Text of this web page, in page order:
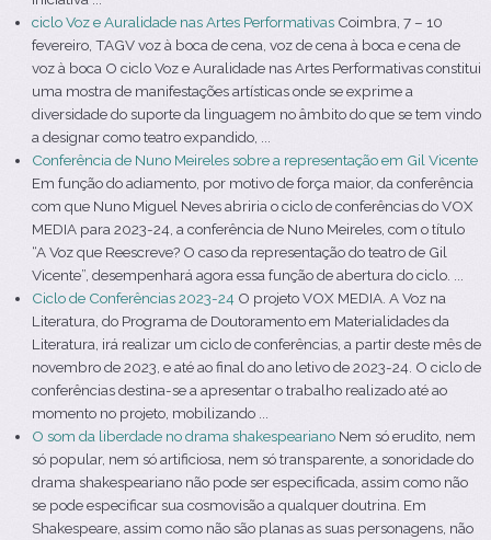
ciclo Voz e Auralidade nas Artes Performativas Coimbra, 7 – 10
fevereiro, TAGV voz à boca de cena, voz de cena à boca e cena de
voz à boca O ciclo Voz e Auralidade nas Artes Performativas constitui
uma mostra de manifestações artísticas onde se exprime a
diversidade do suporte da linguagem no âmbito do que se tem vindo
a designar como teatro expandido, ...
Conferência de Nuno Meireles sobre a representação em Gil Vicente
Em função do adiamento, por motivo de força maior, da conferência
com que Nuno Miguel Neves abriria o ciclo de conferências do VOX
MEDIA para 2023-24, a conferência de Nuno Meireles, com o título
“A Voz que Reescreve? O caso da representação do teatro de Gil
Vicente”, desempenhará agora essa função de abertura do ciclo. ...
Ciclo de Conferências 2023-24 O projeto VOX MEDIA. A Voz na
Literatura, do Programa de Doutoramento em Materialidades da
Literatura, irá realizar um ciclo de conferências, a partir deste mês de
novembro de 2023, e até ao final do ano letivo de 2023-24. O ciclo de
conferências destina-se a apresentar o trabalho realizado até ao
momento no projeto, mobilizando ...
O som da liberdade no drama shakespeariano Nem só erudito, nem
só popular, nem só artificiosa, nem só transparente, a sonoridade do
drama shakespeariano não pode ser especificada, assim como não
se pode especificar sua cosmovisão a qualquer doutrina. Em
Shakespeare, assim como não são planas as suas personagens, não